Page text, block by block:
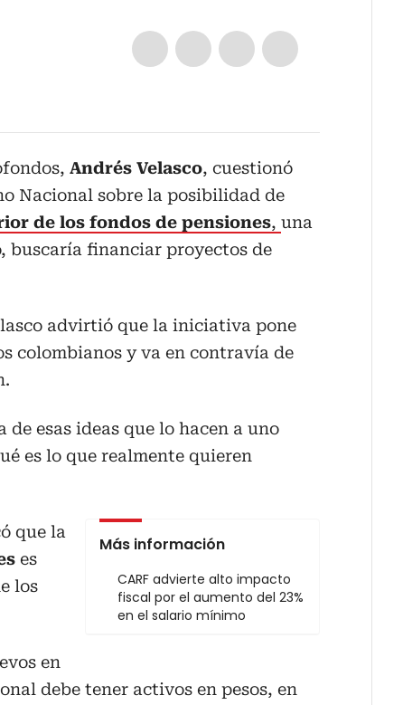
Andrés Velasco, cuestionó
Nacional sobre la posibilidad de
de los fondos de pensiones, una
buscaría financiar proyectos de
advirtió que la iniciativa pone
colombianos y va en contravía de
de esas ideas que lo hacen a uno
es lo que realmente quieren
Más información
CARF advierte alto impacto
fiscal por el aumento del 23%
en el salario mínimo
que la
es
los
en
debe tener activos en pesos, en